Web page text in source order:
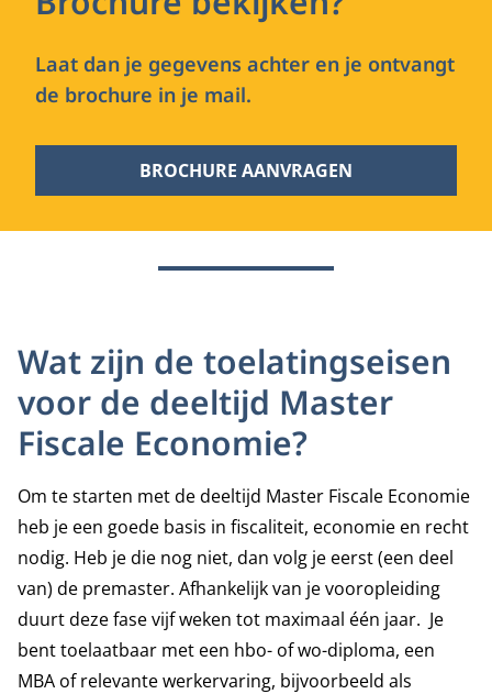
Laat dan je gegevens achter en je ontvangt
de brochure in je mail.
BROCHURE AANVRAGEN
Wat zijn de toelatingseisen
voor de deeltijd Master
Fiscale Economie?
Om te starten met de deeltijd Master Fiscale Economie
heb je een goede basis in fiscaliteit, economie en recht
nodig. Heb je die nog niet, dan volg je eerst (een deel
van) de premaster. Afhankelijk van je vooropleiding
duurt deze fase vijf weken tot maximaal één jaar. Je
bent toelaatbaar met een hbo- of wo-diploma, een
MBA of relevante werkervaring, bijvoorbeeld als